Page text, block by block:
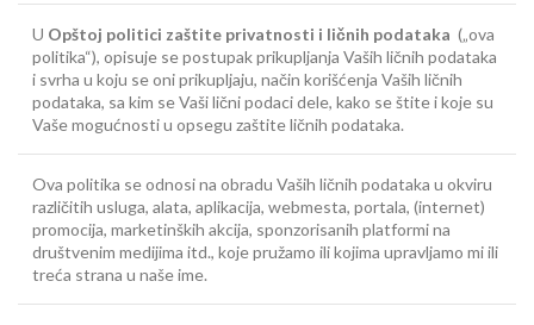
U Opštoj politici zaštite privatnosti i ličnih podataka („ova
politika“), opisuje se postupak prikupljanja Vaših ličnih podataka
i svrha u koju se oni prikupljaju, način korišćenja Vaših ličnih
podataka, sa kim se Vaši lični podaci dele, kako se štite i koje su
Vaše mogućnosti u opsegu zaštite ličnih podataka.
Ova politika se odnosi na obradu Vaših ličnih podataka u okviru
različitih usluga, alata, aplikacija, webmesta, portala, (internet)
promocija, marketinških akcija, sponzorisanih platformi na
društvenim medijima itd., koje pružamo ili kojima upravljamo mi ili
treća strana u naše ime.